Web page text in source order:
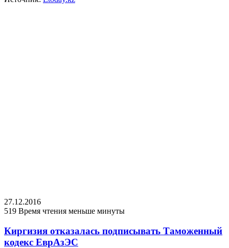
27.12.2016
519 Время чтения меньше минуты
Киргизия отказалась подписывать Таможенный
кодекс ЕврАзЭС